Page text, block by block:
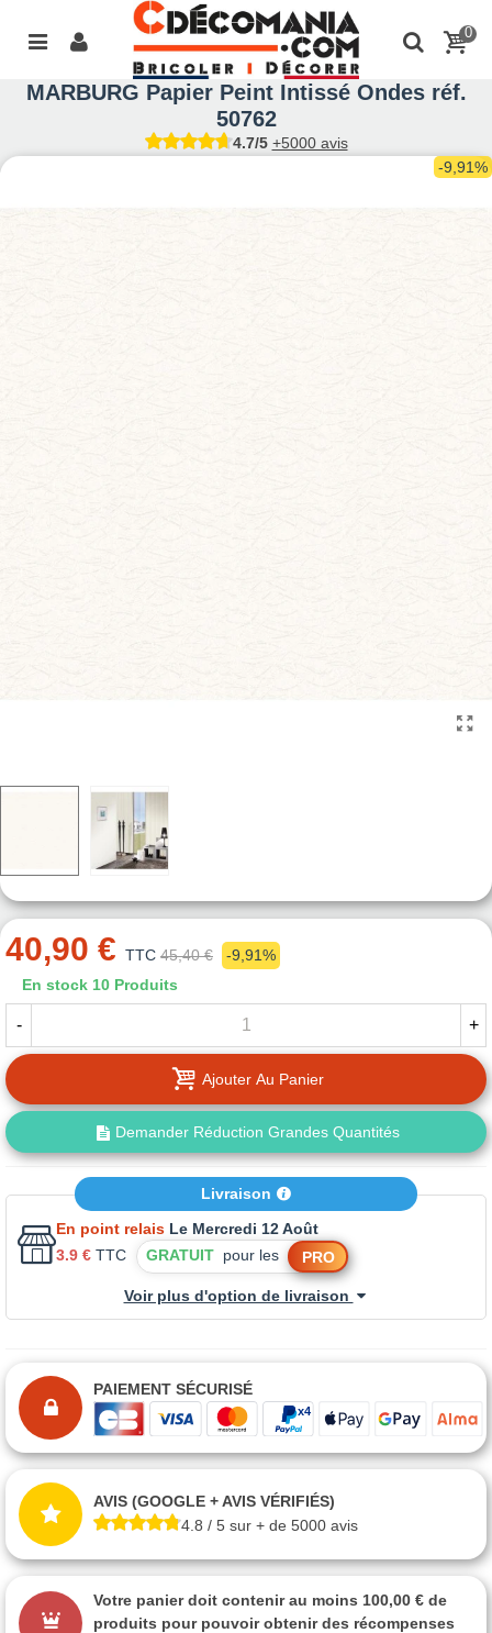
0
MARBURG Papier Peint Intissé Ondes réf.
50762
4.7/5 +5000 avis
-9,91%
40,90 € TTC 45,40 €
-9,91%
En stock 10 Produits
- +
Ajouter Au Panier
Demander Réduction Grandes Quantités
Livraison
En point relais Le Mercredi 12 Août
3.9 € TTC GRATUIT pour les PRO
Voir plus d'option de livraison
PAIEMENT SÉCURISÉ
AVIS (GOOGLE + AVIS VÉRIFIÉS)
4.8 / 5 sur + de 5000 avis
Votre panier doit contenir au moins 100,00 € de
produits pour pouvoir obtenir des récompenses